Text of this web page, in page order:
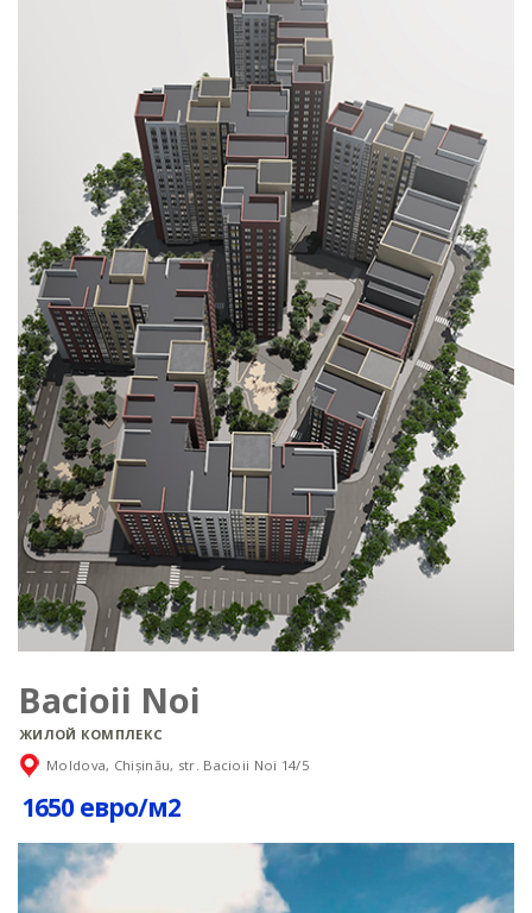
Bacioii Noi
ЖИЛОЙ КОМПЛЕКС
Moldova, Chișinău, str. Bacioii Noi 14/5
1650 евро/м2